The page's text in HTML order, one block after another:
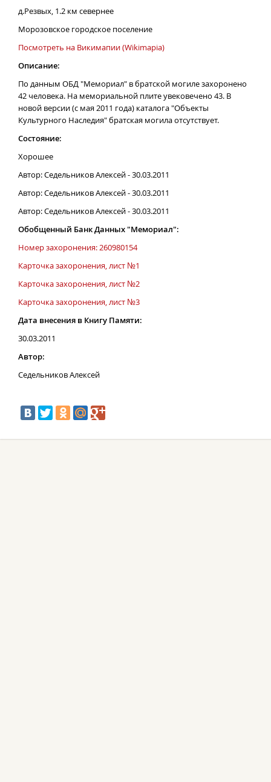
д.Резвых, 1.2 км севернее
Морозовское городское поселение
Посмотреть на Викимапии (Wikimapia)
Описание:
По данным ОБД "Мемориал" в братской могиле захоронено
42 человека. На мемориальной плите увековечено 43. В
новой версии (с мая 2011 года) каталога "Объекты
Культурного Наследия" братская могила отсутствует.
Состояние:
Хорошее
Автор: Седельников Алексей - 30.03.2011
Автор: Седельников Алексей - 30.03.2011
Автор: Седельников Алексей - 30.03.2011
Обобщенный Банк Данных "Мемориал":
Номер захоронения: 260980154
Карточка захоронения, лист №1
Карточка захоронения, лист №2
Карточка захоронения, лист №3
Дата внесения в Книгу Памяти:
30.03.2011
Автор:
Седельников Алексей